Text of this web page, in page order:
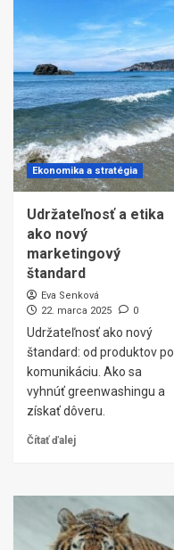
Ekonomika a stratégia
Udržateľnosť a etika
ako nový
marketingový
štandard
Eva Senková
22. marca 2025
0
Udržateľnosť ako nový
štandard: od produktov po
komunikáciu. Ako sa
vyhnúť greenwashingu a
získať dôveru.
Čítať ďalej